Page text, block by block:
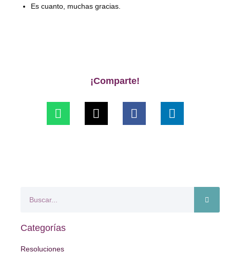
Es cuanto, muchas gracias.
¡Comparte!
Categorías
Resoluciones